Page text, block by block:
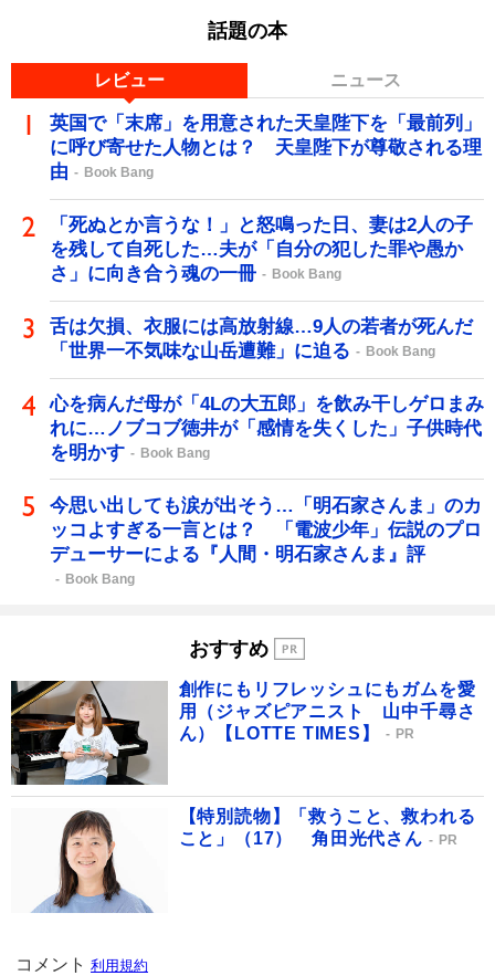
話題の本
レビュー ニュース
英国で「末席」を用意された天皇陛下を「最前列」
に呼び寄せた人物とは？ 天皇陛下が尊敬される理
由
Book Bang
「死ぬとか言うな！」と怒鳴った日、妻は2人の子
を残して自死した…夫が「自分の犯した罪や愚か
さ」に向き合う魂の一冊
Book Bang
舌は欠損、衣服には高放射線…9人の若者が死んだ
「世界一不気味な山岳遭難」に迫る
Book Bang
心を病んだ母が「4Lの大五郎」を飲み干しゲロまみ
れに…ノブコブ徳井が「感情を失くした」子供時代
を明かす
Book Bang
今思い出しても涙が出そう…「明石家さんま」のカ
ッコよすぎる一言とは？ 「電波少年」伝説のプロ
デューサーによる『人間・明石家さんま』評
Book Bang
おすすめ
創作にもリフレッシュにもガムを愛
用（ジャズピアニスト 山中千尋さ
ん）【LOTTE TIMES】
PR
【特別読物】「救うこと、救われる
こと」（17） 角田光代さん
PR